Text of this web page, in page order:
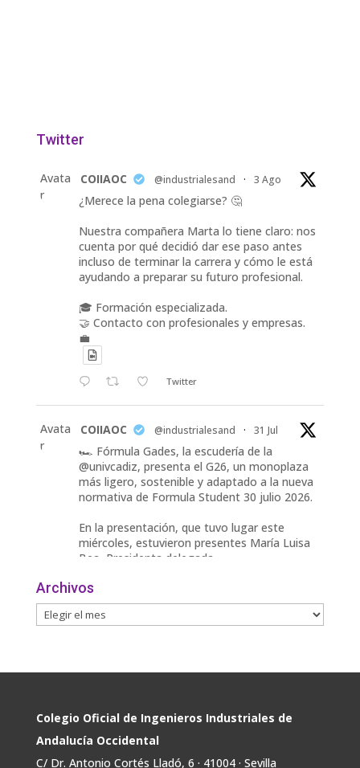
Twitter
Avata
r
COIIAOC @industrialesand · 3 Ago
¿Merece la pena colegiarse? 🤔
Nuestra compañera Marta lo tiene claro: nos
cuenta por qué decidió dar ese paso antes
incluso de terminar la carrera y cómo le está
ayudando a preparar su futuro profesional.
🎓 Formación especializada.
🤝 Contacto con profesionales y empresas.
💼
Twitter
Avata
r
COIIAOC @industrialesand · 31 Jul
🏎️ Fórmula Gades, la escudería de la
@univcadiz, presenta el G26, un monoplaza
más ligero, sostenible y adaptado a la nueva
normativa de Formula Student 30 julio 2026.
En la presentación, que tuvo lugar este
miércoles, estuvieron presentes María Luisa
Bea, Presidenta delegada
Twitter
📢ℹ️ El Gobierno acelera la electrificación
2030 para infraestructuras que permitan la
conexión de vivienda, industria y transporte
electrificado.
Archivos
Colegio Oficial de Ingenieros Industriales de
Andalucía Occidental
C/ Dr. Antonio Cortés Lladó, 6 · 41004 · Sevilla